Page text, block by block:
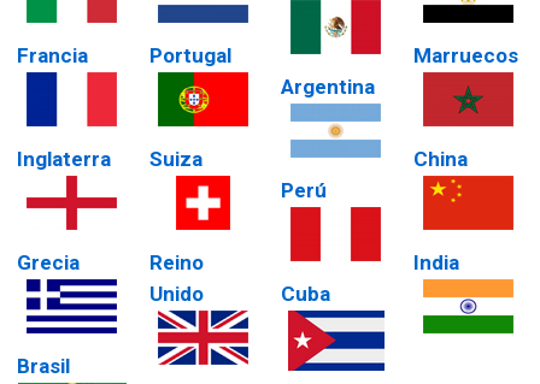
Francia
Inglaterra
Grecia
Brasil
Portugal
Suiza
Reino
Unido
Argentina
Perú
Cuba
Marruecos
China
India